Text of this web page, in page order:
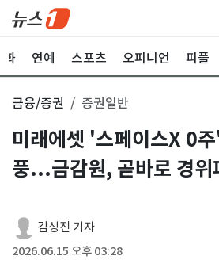
화 연예 스포츠 오피니언 피플
금융/증권 증권일반
미래에셋 '스페이스X 0
풍...금감원, 곧바로 경위
김성진 기자
2026.06.15 오후 03:28